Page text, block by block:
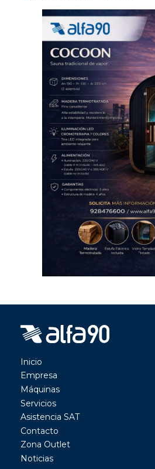
Inicio
Empresa
Máquinas
Servicios
Asistencia SAT
Contacto
Zona Outlet
Noticias